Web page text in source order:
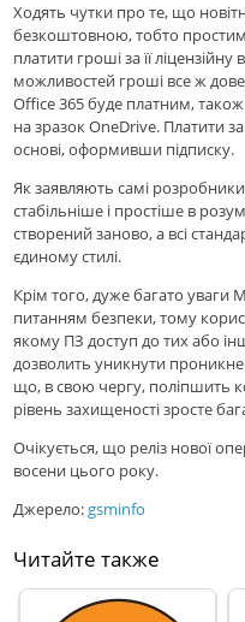
Ходять чутки про те, що
безкоштовною, тобто
платити гроші за її
можливостей гроші все ж
Office 365 буде платним, також
на зразок OneDrive. Платити
основі, оформивши підписку.
Як заявляють самі
стабільніше і простіше в
створений заново, а всі
єдиному стилі.
Крім того, дуже багато уваги
питанням безпеки, тому
якому ПЗ доступ до тих або
дозволить уникнути
що, в свою чергу, поліпшить
рівень захищеності зросте
Очікується, що реліз нової
восени цього року.
Джерело:gsminfo
Читайте также